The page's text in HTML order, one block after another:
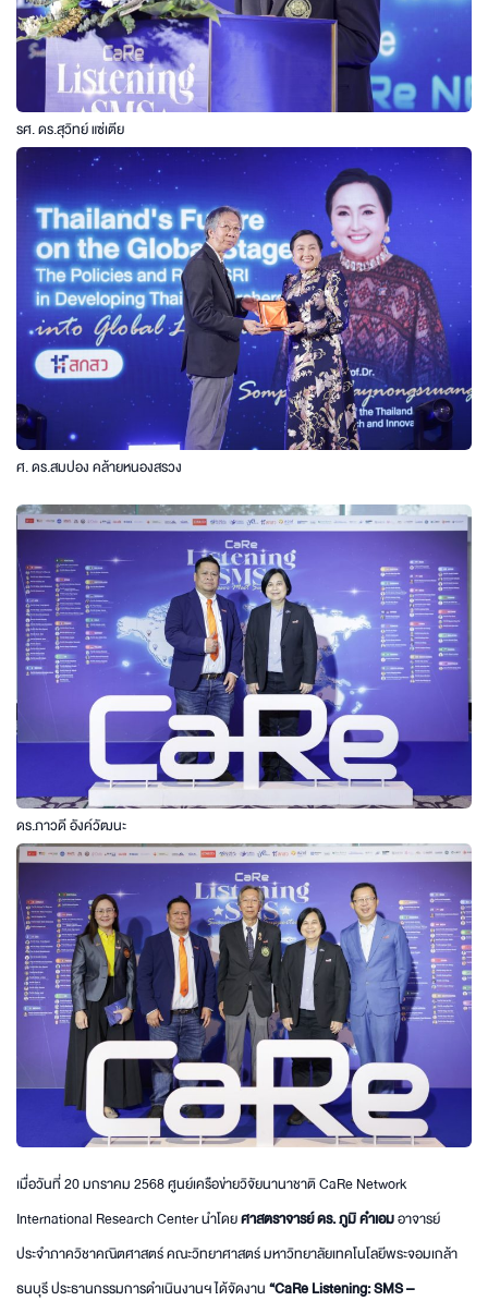
รศ. ดร.สุวิทย์ แซ่เตีย
ศ. ดร.สมปอง คล้ายหนองสรวง
ดร.ภาวดี อังค์วัฒนะ
เมื่อวันที่ 20 มกราคม 2568 ศูนย์เครือข่ายวิจัยนานาชาติ CaRe Network
International Research Center นำโดยศาสตราจารย์ ดร. ภูมิ คำเอมอาจารย์
ประจำภาควิชาคณิตศาสตร์ คณะวิทยาศาสตร์ มหาวิทยาลัยเทคโนโลยีพระจอมเกล้า
ธนบุรี ประธานกรรมการดำเนินงานฯ ได้จัดงาน“CaRe Listening: SMS –